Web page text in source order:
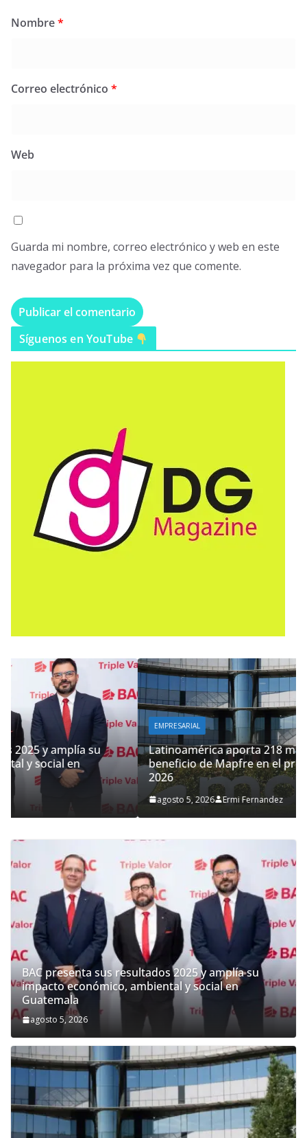
Nombre*
Correo electrónico *
Web
Guarda mi nombre, correo electrónico y web en este
navegador para la próxima vez que comente.
Síguenos en YouTube
EMPRESARIAL
Latinoamérica aporta 218 millones de euros al
beneficio de Mapfre en el primer semestre de
2026
Ermi Fernandez
BAC presenta sus resultados 2025 y amplía su
impacto económico, ambiental y social en
Guatemala
agosto 5, 2026